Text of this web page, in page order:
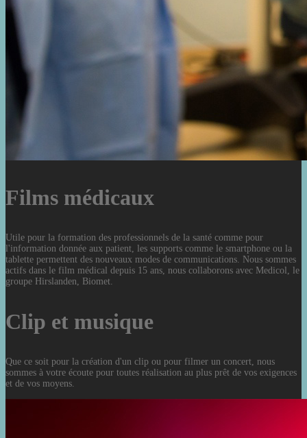
Films médicaux
Utile pour la formation des professionnels de la santé comme pour
l'information donnée aux patient, les supports comme le smartphone ou la
tablette permettent des nouveaux modes de communications. Nous sommes
actifs dans le film médical depuis 15 ans, nous collaborons avec Medicol, le
groupe Hirslanden, Biomet.
Clip et musique
Que ce soit pour la création d'un clip ou pour filmer un concert, nous
sommes à votre écoute pour toutes réalisation au plus prêt de vos exigences
et de vos moyens.